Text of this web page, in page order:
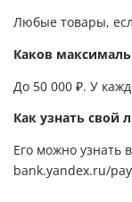
Любые товары,
Каков
До 50 000 ₽. У
Как узнать свой
Его можно узнать
bank.yandex.ru/pay